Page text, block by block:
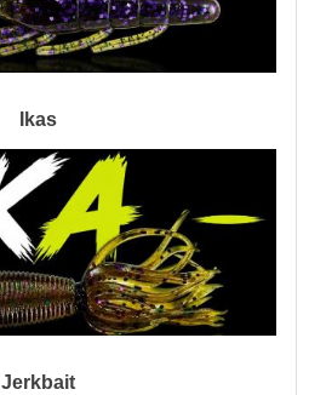
Ikas
Jerkbait